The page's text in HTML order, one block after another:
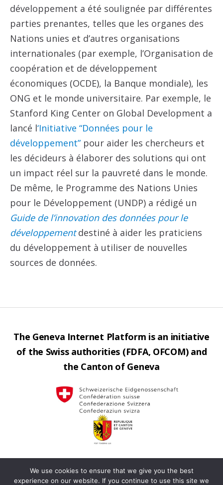
développement a été soulignée par différentes
parties prenantes, telles que les organes des
Nations unies et d’autres organisations
internationales (par exemple, l’Organisation de
coopération et de développement
économiques (OCDE), la Banque mondiale), les
ONG et le monde universitaire. Par exemple, le
Stanford King Center on Global Development a
lancé l‘Initiative “Données pour le
développement” pour aider les chercheurs et
les décideurs à élaborer des solutions qui ont
un impact réel sur la pauvreté dans le monde.
De même, le Programme des Nations Unies
pour le Développement (UNDP) a rédigé un
Guide de l’innovation des données pour le
développementdestiné à aider les praticiens
du développement à utiliser de nouvelles
sources de données.
The Geneva Internet Platform is an initiative
of the Swiss authorities (FDFA, OFCOM) and
the Canton of Geneva
Contact us Privacy Operated by Up
We use cookies to ensure that we give you the best
experience on our website. If you continue to use this site we